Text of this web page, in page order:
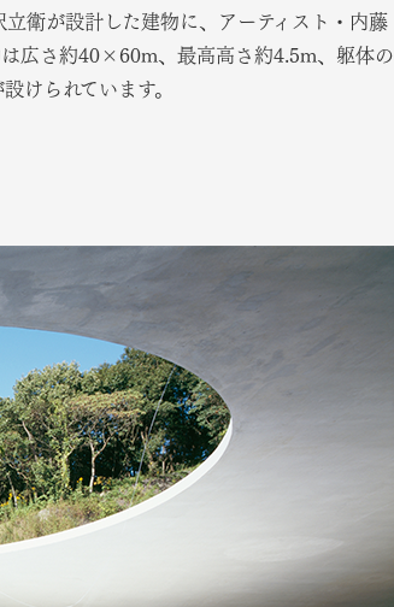
衛が設計した建物に、アーティスト・内藤
広さ約40×60m、最高高さ約4.5m、躯体の
けられています。